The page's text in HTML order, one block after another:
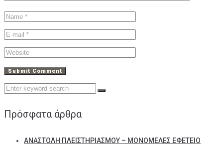
Search
Πρόσφατα άρθρα
ΑΝΑΣΤΟΛΗ ΠΛΕΙΣΤΗΡΙΑΣΜΟΥ – ΜΟΝΟΜΕΛΕΣ ΕΦΕΤΕΙΟ